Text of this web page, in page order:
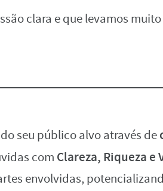
clara e que levamos
seu público alvo através de
com Clareza, Riqueza e
envolvidas,